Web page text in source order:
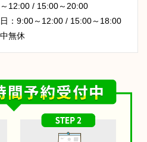
12:00 / 15:00～20:00
：9:00～12:00 / 15:00～18:00
無休